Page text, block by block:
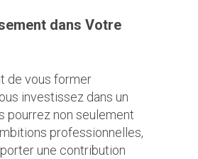
dans Votre
de vous former
investissez dans un
pourrez non seulement
professionnelles,
une contribution